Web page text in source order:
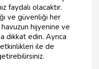
faydalı olacaktır.
ve güvenliği her
hijyenine ve
dikkat edin. Ayrıca
etkinlikleri ile de